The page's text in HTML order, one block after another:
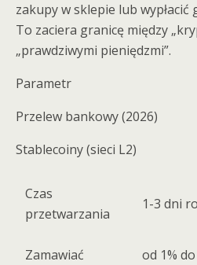
zakupy w sklepie lub
To zaciera granicę między
„prawdziwymi pieniędzmi”.
Parametr
Przelew bankowy (2026)
Stablecoiny (sieci L2)
Czas
przetwarzania
1-3 dni
Zamawiać od 1%